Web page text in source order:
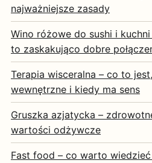
najważniejsze zasady
Wino różowe do sushi i
to zaskakująco dobre
Terapia wisceralna – co to
wewnętrzne i kiedy ma sens
Gruszka azjatycka –
wartości odżywcze
Fast food – co warto